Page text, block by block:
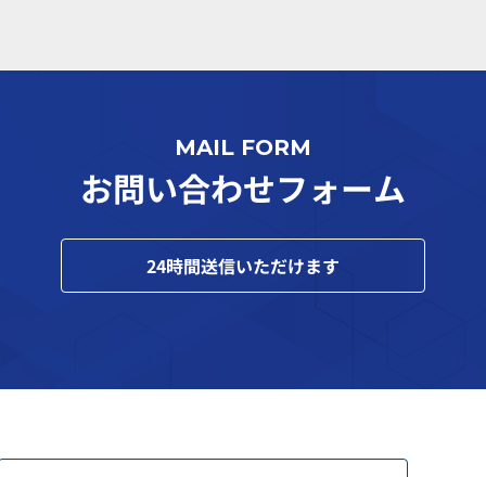
MAIL FORM
お問い合わせフォーム
24時間送信いただけます